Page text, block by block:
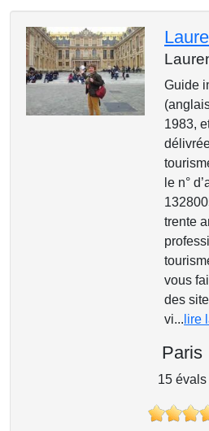
Guide
1983,
le n°
trente
vous
des
vi... lire
Paris
15 évals